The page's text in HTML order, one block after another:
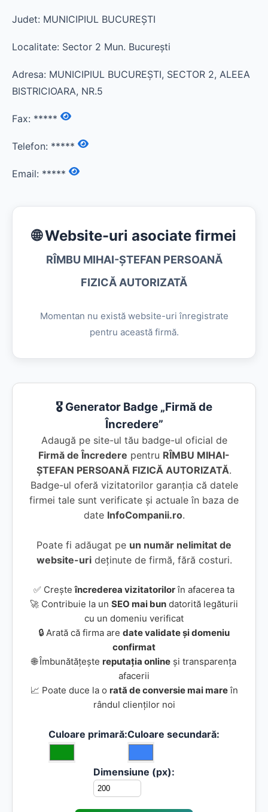
Judet: MUNICIPIUL BUCUREŞTI
Localitate: Sector 2 Mun. Bucureşti
Adresa: MUNICIPIUL BUCUREŞTI, SECTOR 2, ALEEA
BISTRICIOARA, NR.5
Fax: *****
Telefon: *****
Email: *****
🌐 Website-uri asociate firmei
RÎMBU MIHAI-ŞTEFAN PERSOANĂ
FIZICĂ AUTORIZATĂ
Momentan nu există website-uri înregistrate
pentru această firmă.
🎖️ Generator Badge „Firmă de
Încredere”
Adaugă pe site-ul tău badge-ul oficial de
Firmă de Încredere pentru RÎMBU MIHAI-
ŞTEFAN PERSOANĂ FIZICĂ AUTORIZATĂ.
Badge-ul oferă vizitatorilor garanția că datele
firmei tale sunt verificate și actuale în baza de
date InfoCompanii.ro.
Poate fi adăugat pe un număr nelimitat de
website-urideținute de firmă, fără costuri.
✅ Creșteîncrederea vizitatorilorîn afacerea ta
🚀 Contribuie la un SEO mai bun datorită legăturii
cu un domeniu verificat
🔒 Arată că firma are date validate și domeniu
confirmat
🌐 Îmbunătățește reputația online și transparența
afacerii
📈 Poate duce la o rată de conversie mai mareîn
rândul clienților noi
Culoare primară:Culoare secundară:
Dimensiune (px):